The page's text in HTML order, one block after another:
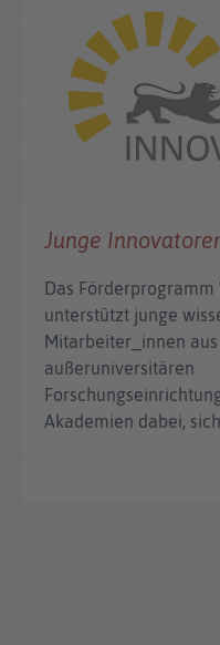
Junge
Das
unterstützt junge
Mitarbeiter_innen
außeruniversitären
Akademien dabei,